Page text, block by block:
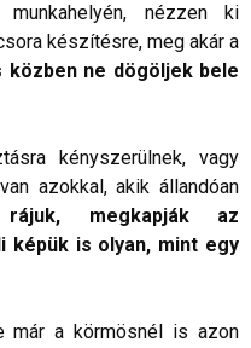
nézzen ki
készítésre, meg akár a
közben ne dögöljek bele
kényszerülnek, vagy
azokkal, akik állandóan
rájuk, megkapják az
képük is olyan, mint egy
már a körmösnél is azon